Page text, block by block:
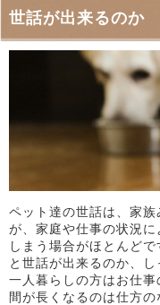
世話が出来るのか
ペット達の世話は、家
が、家庭や仕事の状況
しまう場合がほとんど
と世話が出来るのか、し
一人暮らしの方はお仕
間が長くなるのは仕方